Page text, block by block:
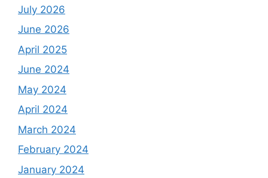
July 2026
June 2026
April 2025
June 2024
May 2024
April 2024
March 2024
February 2024
January 2024